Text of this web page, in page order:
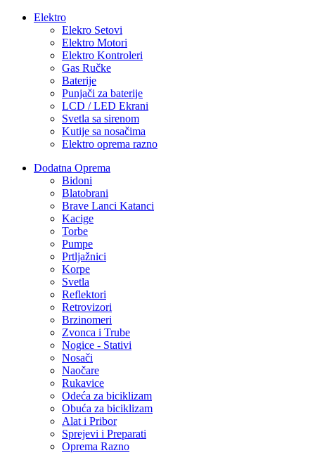
Elektro
Elekro Setovi
Elektro Motori
Elektro Kontroleri
Gas Ručke
Baterije
Punjači za baterije
LCD / LED Ekrani
Svetla sa sirenom
Kutije sa nosačima
Elektro oprema razno
Dodatna Oprema
Bidoni
Blatobrani
Brave Lanci Katanci
Kacige
Torbe
Pumpe
Prtljažnici
Korpe
Svetla
Reflektori
Retrovizori
Brzinomeri
Zvonca i Trube
Nogice - Stativi
Nosači
Naočare
Rukavice
Odeća za biciklizam
Obuća za biciklizam
Alat i Pribor
Sprejevi i Preparati
Oprema Razno